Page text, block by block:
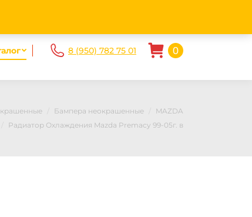
8 (950) 782 75 01 0
Бампера неокрашенные
MAZDA
Радиатор Охлаждения Mazda Premacy 99-05г. в